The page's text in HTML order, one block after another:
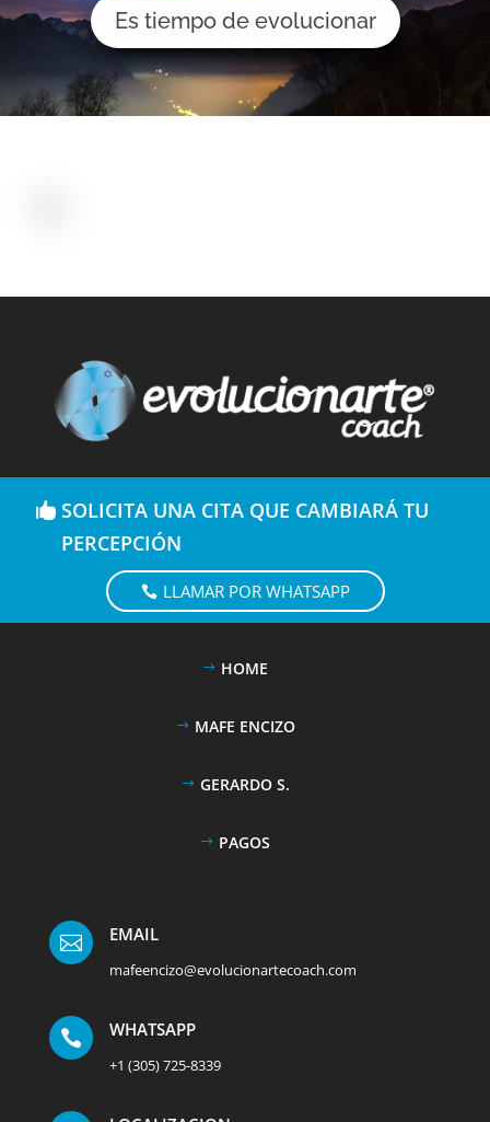
Es tiempo de evolucionar
SOLICITA UNA CITA QUE CAMBIARÁ TU
PERCEPCIÓN
LLAMAR POR WHATSAPP
HOME
MAFE ENCIZO
GERARDO S.
PAGOS
 EMAIL
mafeencizo@evolucionartecoach.com
 WHATSAPP
+1 (305) 725-8339